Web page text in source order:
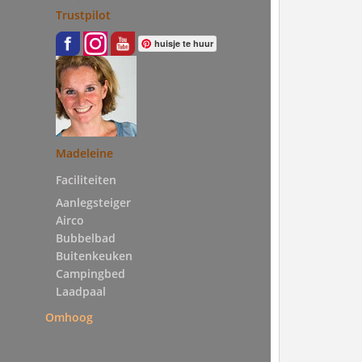
Trustpilot
huisje te huur
Madeleine
Faciliteiten
Aanlegsteiger
Airco
Bubbelbad
Buitenkeuken
Campingbed
Laadpaal
Omhoog